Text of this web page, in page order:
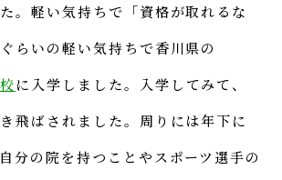
。軽い気持ちで「資格が取れるな
らいの軽い気持ちで香川県の
に入学しました。
入学してみて、
飛ばされました。周りには年下に
分の院を持つことやスポーツ選手の